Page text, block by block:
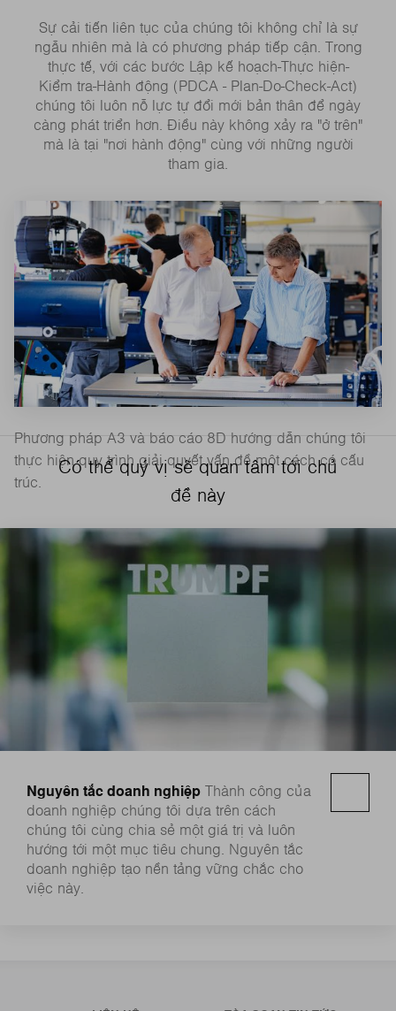
Sự cải tiến liên tục của chúng tôi không chỉ là sự
ngẫu nhiên mà là có phương pháp tiếp cận. Trong
thực tế, với các bước Lập kế hoạch-Thực hiện-
Kiểm tra-Hành động (PDCA - Plan-Do-Check-Act)
chúng tôi luôn nỗ lực tự đổi mới bản thân để ngày
càng phát triển hơn. Điều này không xảy ra "ở trên"
mà là tại "nơi hành động" cùng với những người
tham gia.
Phương pháp A3 và báo cáo 8D hướng dẫn chúng tôi
thực hiện quy trình giải quyết vấn đề một cách có cấu
trúc.
Có thể quý vị sẽ quan tâm tới chủ
đề này
Nguyên tắc doanh nghiệp Thành công của
doanh nghiệp chúng tôi dựa trên cách
chúng tôi cùng chia sẻ một giá trị và luôn
hướng tới một mục tiêu chung. Nguyên tắc
doanh nghiệp tạo nền tảng vững chắc cho
việc này.